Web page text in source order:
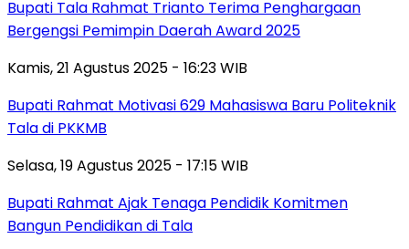
Bupati Tala Rahmat Trianto Terima Penghargaan
Bergengsi Pemimpin Daerah Award 2025
Kamis, 21 Agustus 2025 - 16:23 WIB
Bupati Rahmat Motivasi 629 Mahasiswa Baru Politeknik
Tala di PKKMB
Selasa, 19 Agustus 2025 - 17:15 WIB
Bupati Rahmat Ajak Tenaga Pendidik Komitmen
Bangun Pendidikan di Tala